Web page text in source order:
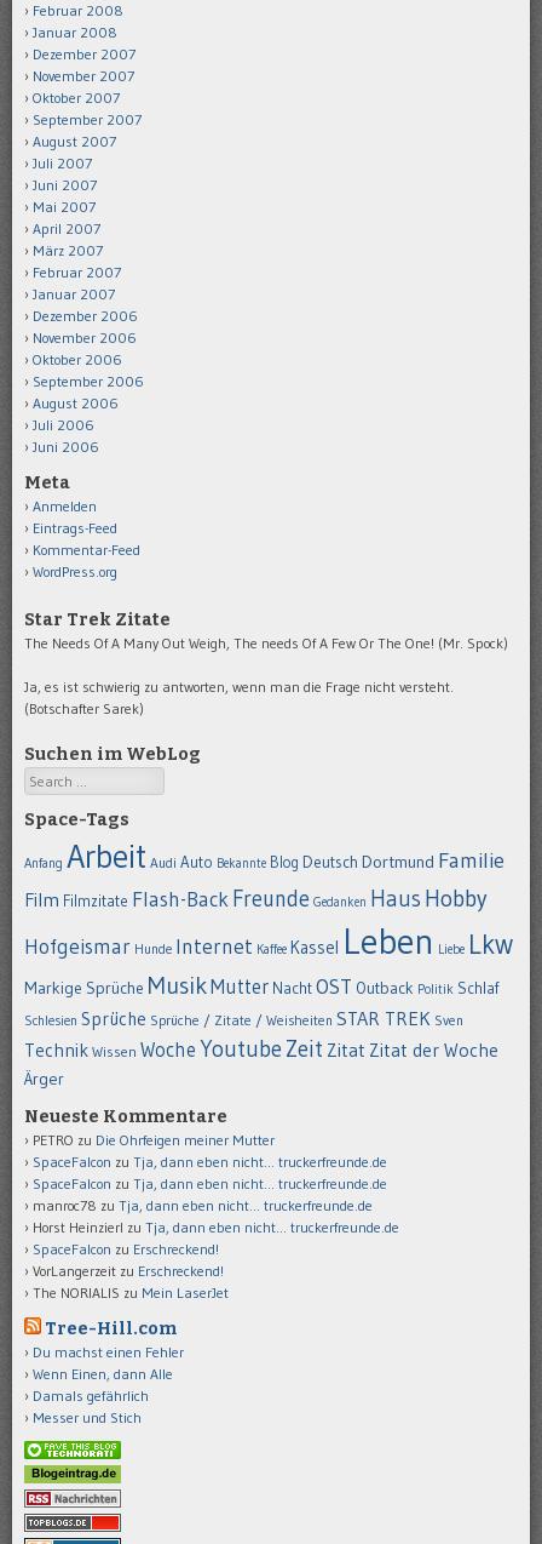
Februar 2008
Januar 2008
Dezember 2007
November 2007
Oktober 2007
September 2007
August 2007
Juli 2007
Juni 2007
Mai 2007
April 2007
März 2007
Februar 2007
Januar 2007
Dezember 2006
November 2006
Oktober 2006
September 2006
August 2006
Juli 2006
Juni 2006
Meta
Anmelden
Eintrags-Feed
Kommentar-Feed
WordPress.org
Star Trek Zitate
The Needs Of A Many Out Weigh, The needs Of A Few Or The One! (Mr. Spock)
Ja, es ist schwierig zu antworten, wenn man die Frage nicht versteht.
(Botschafter Sarek)
Suchen im WebLog
Search
Space-Tags
Anfang Arbeit Audi Auto Bekannte Blog Deutsch Dortmund Familie
Film Filmzitate Flash-BackFreunde Gedanken Haus Hobby
Hofgeismar Hunde Internet Kaffee Kassel Leben Liebe Lkw
Markige Sprüche MusikMutter NachtOST Outback Politik Schlaf
Schlesien Sprüche Sprüche / Zitate / Weisheiten STAR TREK Sven
Technik Wissen Woche Youtube Zeit Zitat Zitat der Woche
Ärger
Neueste Kommentare
PETRO zu Die Ohrfeigen meiner Mutter
SpaceFalcon zu Tja, dann eben nicht… truckerfreunde.de
SpaceFalcon zu Tja, dann eben nicht… truckerfreunde.de
manroc78 zu Tja, dann eben nicht… truckerfreunde.de
Horst Heinzierl zu Tja, dann eben nicht… truckerfreunde.de
SpaceFalcon zu Erschreckend!
VorLangerzeit zu Erschreckend!
The NORIALIS zu Mein LaserJet
Tree-Hill.com
Du machst einen Fehler
Wenn Einen, dann Alle
Damals gefährlich
Messer und Stich